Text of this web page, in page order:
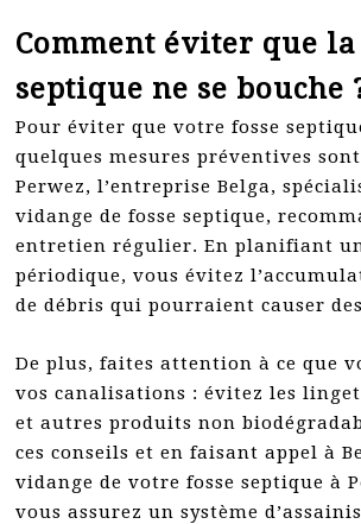
Comment éviter que la
septique ne se bouche
Pour éviter que votre fosse
quelques mesures préventives
Perwez, l’entreprise Belga,
vidange de fosse septique,
entretien régulier. En planifiant
périodique, vous évitez
de débris qui pourraient causer
De plus, faites attention à ce que
vos canalisations : évitez les
et autres produits non
ces conseils et en faisant appel à
vidange de votre fosse septique à
vous assurez un système